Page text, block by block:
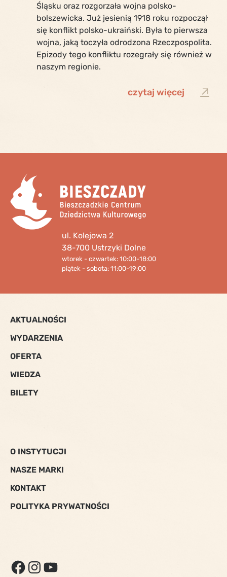
Śląsku oraz rozgorzała wojna polsko-
bolszewicka. Już jesienią 1918 roku rozpoczął
się konflikt polsko-ukraiński. Była to pierwsza
wojna, jaką toczyła odrodzona Rzeczpospolita.
Epizody tego konfliktu rozegrały się również w
naszym regionie.
czytaj więcej
ul. Kolejowa 2
38-700 Ustrzyki Dolne
wtorek - czwartek: 10:00-18:00
piątek - sobota: 11:00-19:00
AKTUALNOŚCI
WYDARZENIA
OFERTA
WIEDZA
BILETY
O INSTYTUCJI
NASZE MARKI
KONTAKT
POLITYKA PRYWATNOŚCI
FACEBOOK
INSTAGRAM